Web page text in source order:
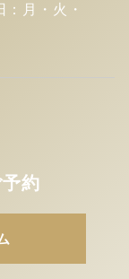
：月・火・
約